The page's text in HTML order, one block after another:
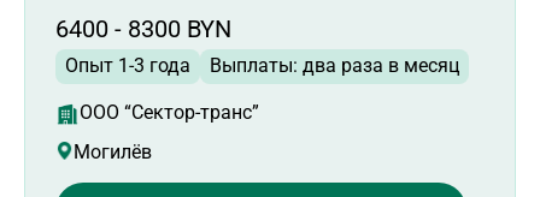
6400 - 8300 BYN
Опыт 1-3 года Выплаты: два раза в месяц
ООО “Сектор-транс”
Могилёв